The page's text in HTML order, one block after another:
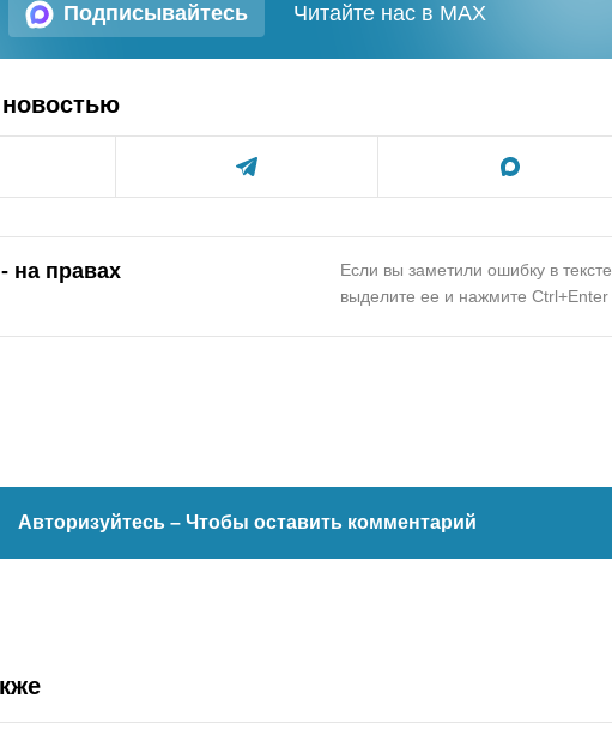
Подписывайтесь Читайте нас в MAX
на правах
Если вы заметили ошибку в тексте,
выделите ее и нажмите Ctrl+Enter
Авторизуйтесь – Чтобы оставить комментарий